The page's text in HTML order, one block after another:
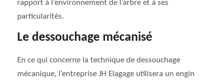
rapport à l’environnement de l’arbre et à ses
particularités.
Le dessouchage mécanisé
En ce qui concerne la technique de dessouchage
mécanique, l’entreprise JH Elagage utilisera un engin